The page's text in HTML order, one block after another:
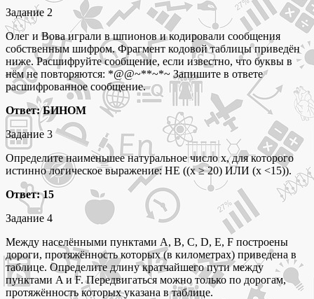
Задание 2
Олег и Вова играли в шпионов и кодировали сообщения
собственным шифром. Фрагмент кодовой таблицы приведён
ниже. Расшифруйте сообщение, если известно, что буквы в
нём не повторяются: *@@~**~*~ Запишите в ответе
расшифрованное сообщение.
Ответ: БИНОМ
Задание 3
Определите наименьшее натуральное число x, для которого
истинно логическое выражение: НЕ ((x ≥ 20) ИЛИ (x <15)).
Ответ: 15
Задание 4
Между населёнными пунктами A, B, C, D, E, F построены
дороги, протяжённость которых (в километрах) приведена в
таблице. Определите длину кратчайшего пути между
пунктами A и F. Передвигаться можно только по дорогам,
протяжённость которых указана в таблице.